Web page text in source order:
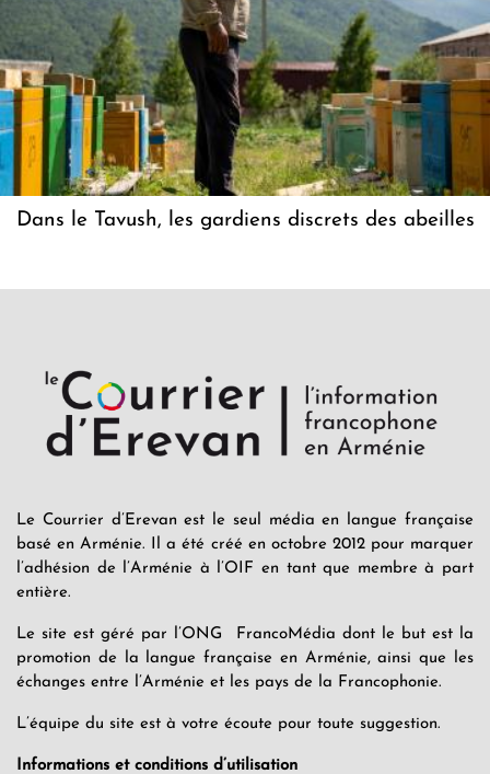
Dans le Tavush, les gardiens discrets des abeilles
Le Courrier d’Erevan est le seul média en langue française
basé en Arménie. Il a été créé en octobre 2012 pour marquer
l’adhésion de l’Arménie à l’OIF en tant que membre à part
entière.
Le site est géré par l’ONG FrancoMédia dont le but est la
promotion de la langue française en Arménie, ainsi que les
échanges entre l’Arménie et les pays de la Francophonie.
L’équipe du site est à votre écoute pour toute suggestion.
Informations et conditions d’utilisation